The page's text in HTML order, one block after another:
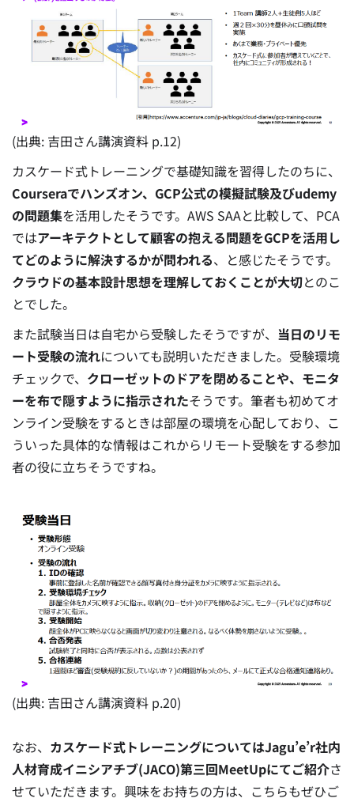
(出典: 吉田さん講演資料 p.12)
カスケード式トレーニングで基礎知識を習得したのちに、
Courseraでハンズオン、GCP公式の模擬試験及びudemy
の問題集を活用したそうです。AWS SAAと比較して、PCA
ではアーキテクトとして顧客の抱える問題をGCPを活用し
てどのように解決するかが問われる、と感じたそうです。
クラウドの基本設計思想を理解しておくことが大切とのこ
とでした。
また試験当日は自宅から受験したそうですが、 当日のリモ
ート受験の流れについても説明いただきました。受験環境
チェックで、 クローゼットのドアを閉めることや、モニタ
ーを布で隠すように指示されたそうです。筆者も初めてオ
ンライン受験をするときは部屋の環境を心配しており、こ
ういった具体的な情報はこれからリモート受験をする参加
者の役に立ちそうですね。
(出典: 吉田さん講演資料 p.20)
なお、 カスケード式トレーニングについてはJagu’e’r社内
人材育成イニシアチブ(JACO)第三回MeetUpにてご紹介さ
せていただきます。興味をお持ちの方は、こちらもぜひご